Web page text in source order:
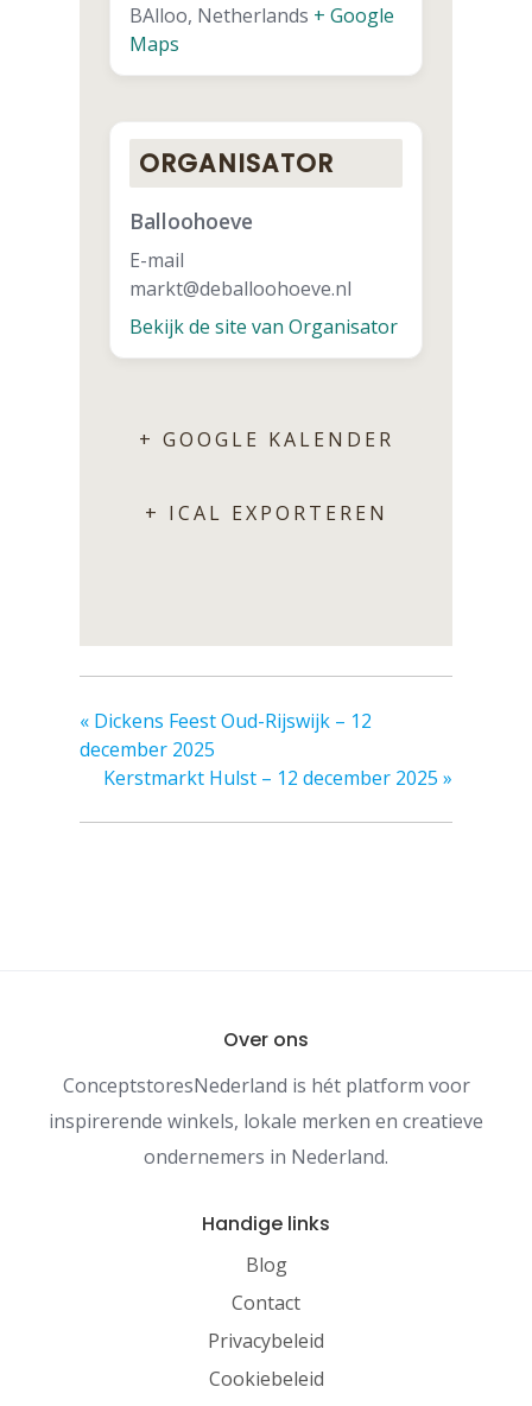
BAlloo, Netherlands + Google
Maps
ORGANISATOR
Balloohoeve
E-mail
markt@deballoohoeve.nl
Bekijk de site van Organisator
+ GOOGLE KALENDER
+ ICAL EXPORTEREN
« Dickens Feest Oud-Rijswijk – 12
december 2025
Kerstmarkt Hulst – 12 december 2025 »
Over ons
ConceptstoresNederland is hét platform voor
inspirerende winkels, lokale merken en creatieve
ondernemers in Nederland.
Handige links
Blog
Contact
Privacybeleid
Cookiebeleid